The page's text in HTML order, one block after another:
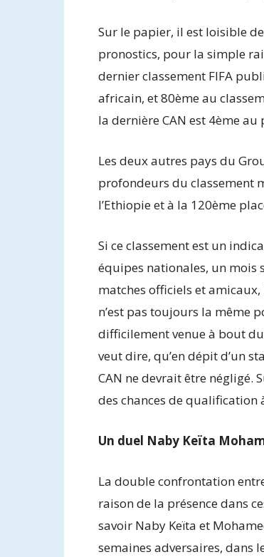
Sur le papier, il est loisible
pronostics, pour la simple
dernier classement FIFA
africain, et 80ème au
la dernière CAN est 4ème
Les deux autres pays du
profondeurs du classement
l’Ethiopie et à la 120ème
Si ce classement est un
équipes nationales, un mois
matches officiels et
n’est pas toujours la même
difficilement venue à bout
veut dire, qu’en dépit d’un
CAN ne devrait être négligé.
des chances de qualification
Un duel Naby Keïta
La double confrontation
raison de la présence dans
savoir Naby Keïta et
semaines adversaires, dans